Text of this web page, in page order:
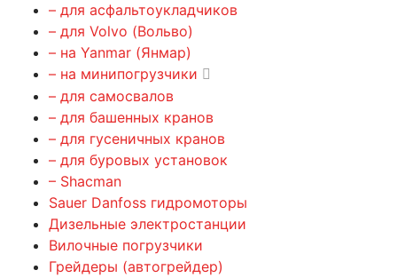
– для асфальтоукладчиков
– для Volvo (Вольво)
– на Yanmar (Янмар)
– на минипогрузчики
– для самосвалов
– для башенных кранов
– для гусеничных кранов
– для буровых установок
– Shacman
Sauer Danfoss гидромоторы
Дизельные электростанции
Вилочные погрузчики
Грейдеры (автогрейдер)